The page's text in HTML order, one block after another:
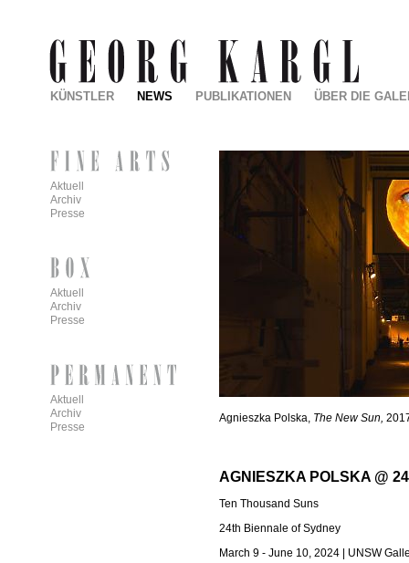
Agnieszka Polska, The New Sun,
AGNIESZKA POLSKA @
Ten Thousand Suns
24th Biennale of Sydney
March 9 - June 10, 2024 | UNSW
KÜNSTLER NEWS PUBLIKATIONEN ÜBER DIE
Aktuell
Archiv
Presse
Aktuell
Archiv
Presse
Aktuell
Archiv
Presse